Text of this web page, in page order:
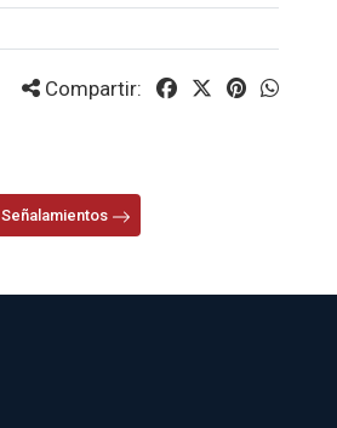
Compartir:
Señalamientos